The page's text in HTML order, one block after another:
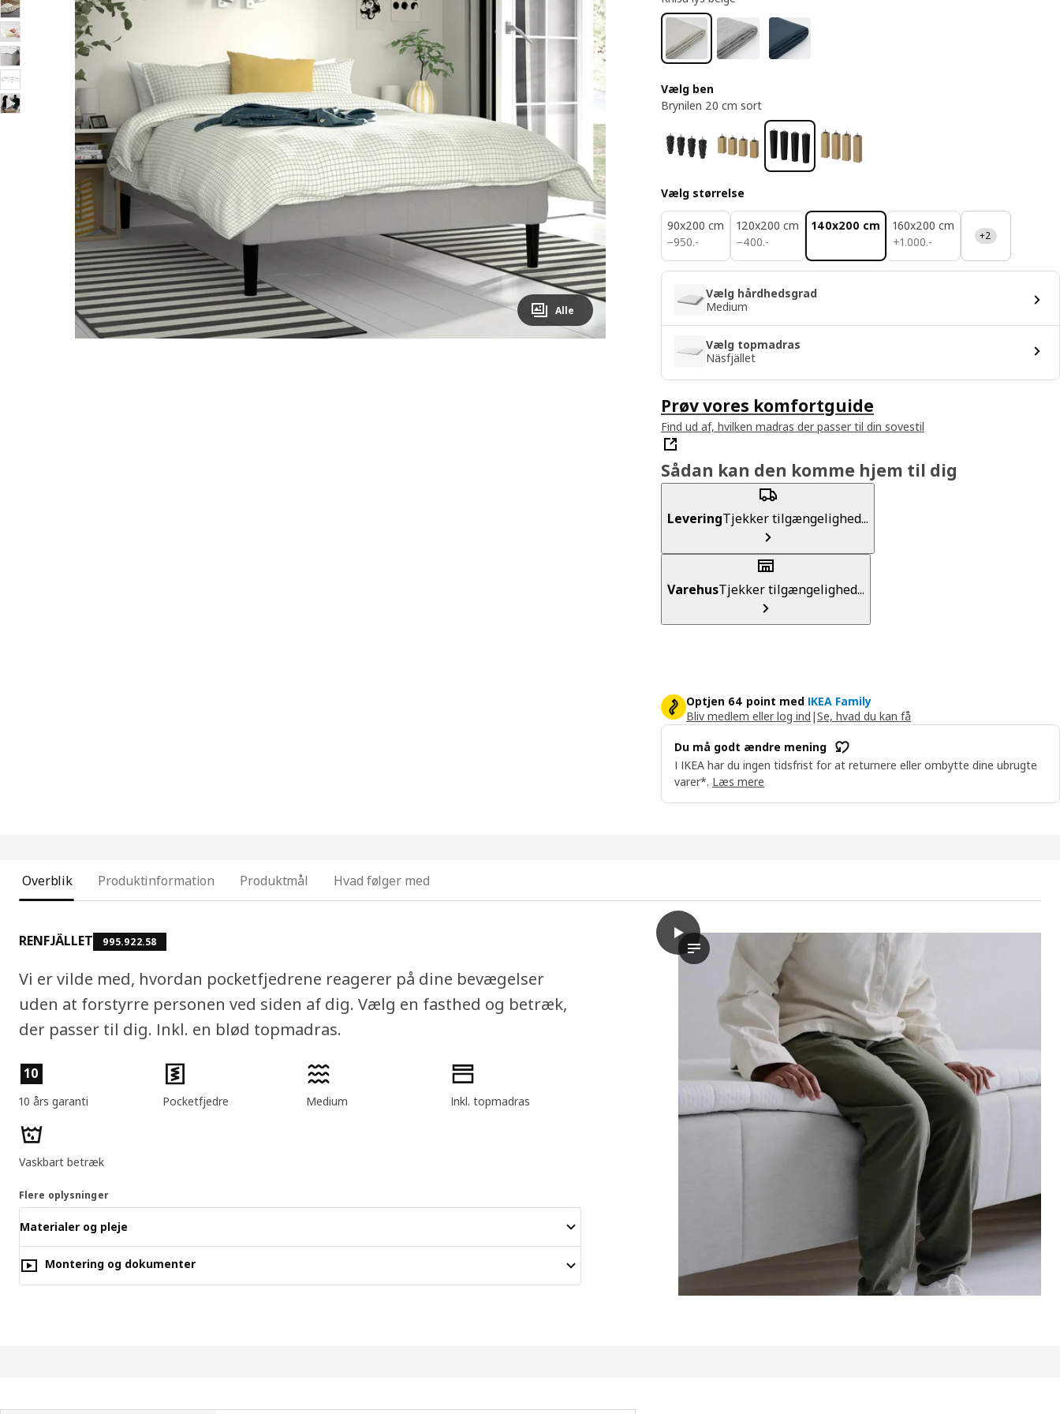
Image zoomed out, normal view
Alle
Vælg ben
Brynilen 20 cm sort
Vælg størrelse
90x200 cm
−950.-
950.-
120x200 cm
−400.-
400.-
140x200 cm
160x200 cm
+1.000.-
1000.- +2
Vælg hårdhedsgrad
Medium
Vælg topmadras
Näsfjället
Prøv vores komfortguide
Find ud af, hvilken madras der passer til din sovestil
Sådan kan den komme hjem til dig
LeveringTjekker tilgængelighed...
VarehusTjekker tilgængelighed...
Optjen 64 point med IKEA Family
Bliv medlem eller log ind |Se, hvad du kan få
Du må godt ændre mening
I IKEA har du ingen tidsfrist for at returnere eller ombytte dine ubrugte
varer*. Læs mere
Overblik Produktinformation Produktmål Hvad følger med
RENFJÄLLET 995.922.58
Vi er vilde med, hvordan pocketfjedrene reagerer på dine bevægelser
uden at forstyrre personen ved siden af dig. Vælg en fasthed og betræk,
der passer til dig. Inkl. en blød topmadras.
Produktfunktioner
10
10 års garanti Pocketfjedre Medium Inkl. topmadras
Vaskbart betræk
Flere oplysninger
Materialer og pleje
Montering og dokumenter
play
Videoen viser en trin-for-trin samlingsproces af RENFJÄLLET
RENFJÄLLET Boxmadras med pocketfjedre